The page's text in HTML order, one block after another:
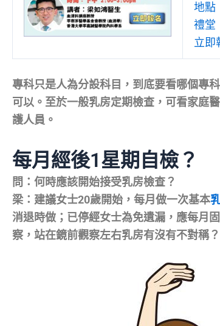
地點
禮堂
立即
專科只是人為分設科目，到底要看哪個專
可以。至於一般乳房定期檢查，可看家庭
護人員。
每月經後1星期自檢？
問：何時應該開始接受乳房檢查？
梁：建議女士20歲開始，每月做一次基本
消退時做；已停經女士為免遺漏，應每月
察，站在鏡前觀察左右乳房有沒有不對稱